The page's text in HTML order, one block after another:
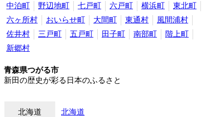
中泊町
野辺地町 七戸町 六戸町 横浜町
東北町
六ヶ所村
おいらせ町 大間町 東通村
風間浦村
佐井村
三戸町 五戸町 田子町 南部町
階上町
新郷村
青森県つがる市
新田の歴史が彩る日本のふるさと
北海道 北海道